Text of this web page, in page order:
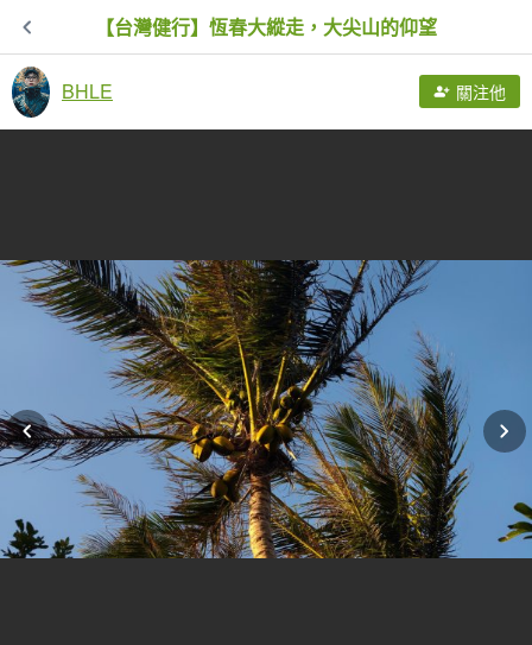
【台灣健行】恆春大縱走，大尖山的仰望
BHLE 關注他